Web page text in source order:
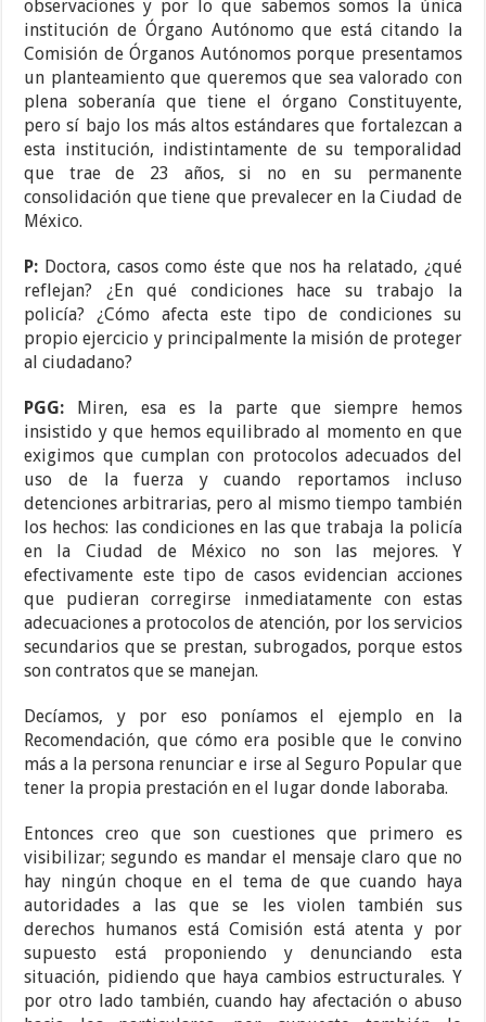
observaciones y por lo que sabemos somos la única
institución de Órgano Autónomo que está citando la
Comisión de Órganos Autónomos porque presentamos
un planteamiento que queremos que sea valorado con
plena soberanía que tiene el órgano Constituyente,
pero sí bajo los más altos estándares que fortalezcan a
esta institución, indistintamente de su temporalidad
que trae de 23 años, si no en su permanente
consolidación que tiene que prevalecer en la Ciudad de
México.
P: Doctora, casos como éste que nos ha relatado, ¿qué
reflejan? ¿En qué condiciones hace su trabajo la
policía? ¿Cómo afecta este tipo de condiciones su
propio ejercicio y principalmente la misión de proteger
al ciudadano?
PGG:
Miren, esa es la parte que siempre hemos
insistido y que hemos equilibrado al momento en que
exigimos que cumplan con protocolos adecuados del
uso de la fuerza y cuando reportamos incluso
detenciones arbitrarias, pero al mismo tiempo también
los hechos: las condiciones en las que trabaja la policía
en la Ciudad de México no son las mejores. Y
efectivamente este tipo de casos evidencian acciones
que pudieran corregirse inmediatamente con estas
adecuaciones a protocolos de atención, por los servicios
secundarios que se prestan, subrogados, porque estos
son contratos que se manejan.
Decíamos, y por eso poníamos el ejemplo en la
Recomendación, que cómo era posible que le convino
más a la persona renunciar e irse al Seguro Popular que
tener la propia prestación en el lugar donde laboraba.
Entonces creo que son cuestiones que primero es
visibilizar; segundo es mandar el mensaje claro que no
hay ningún choque en el tema de que cuando haya
autoridades a las que se les violen también sus
derechos humanos está Comisión está atenta y por
supuesto está proponiendo y denunciando esta
situación, pidiendo que haya cambios estructurales. Y
por otro lado también, cuando hay afectación o abuso